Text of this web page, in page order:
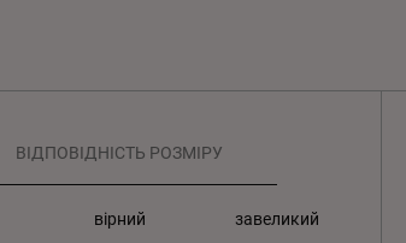
ВІДПОВІДНІСТЬ РОЗМІРУ
вірний завеликий